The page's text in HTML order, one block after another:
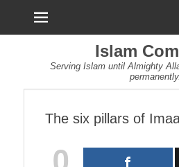
Islam
Serving Islam until Almighty
permanently.
The six pillars of